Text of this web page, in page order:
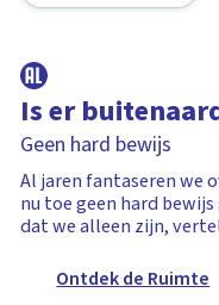
Is er
Geen hard bewijs
Al jaren fantaseren we
nu toe geen hard
dat we alleen zijn,
Ontdek de Ruimte